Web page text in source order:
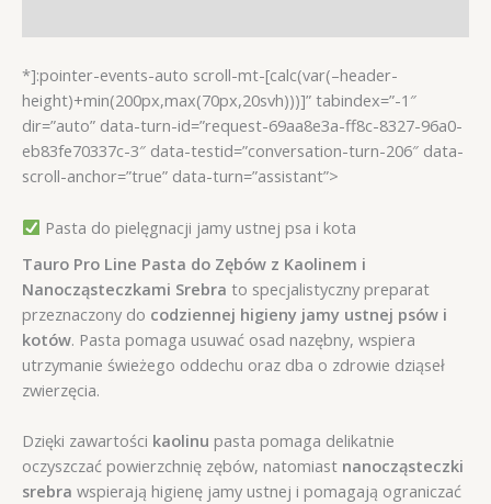
*]:pointer-events-auto scroll-mt-[calc(var(–header-
height)+min(200px,max(70px,20svh)))]” tabindex=”-1″
dir=”auto” data-turn-id=”request-69aa8e3a-ff8c-8327-96a0-
eb83fe70337c-3″ data-testid=”conversation-turn-206″ data-
scroll-anchor=”true” data-turn=”assistant”>
Pasta do pielęgnacji jamy ustnej psa i kota
Tauro Pro Line Pasta do Zębów z Kaolinem i
Nanocząsteczkami Srebra to specjalistyczny preparat
przeznaczony do codziennej higieny jamy ustnej psów i
kotów. Pasta pomaga usuwać osad nazębny, wspiera
utrzymanie świeżego oddechu oraz dba o zdrowie dziąseł
zwierzęcia.
Dzięki zawartości kaolinu pasta pomaga delikatnie
oczyszczać powierzchnię zębów, natomiast nanocząsteczki
srebra wspierają higienę jamy ustnej i pomagają ograniczać